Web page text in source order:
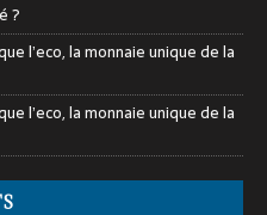
?
l’eco, la monnaie unique de la
l’eco, la monnaie unique de la